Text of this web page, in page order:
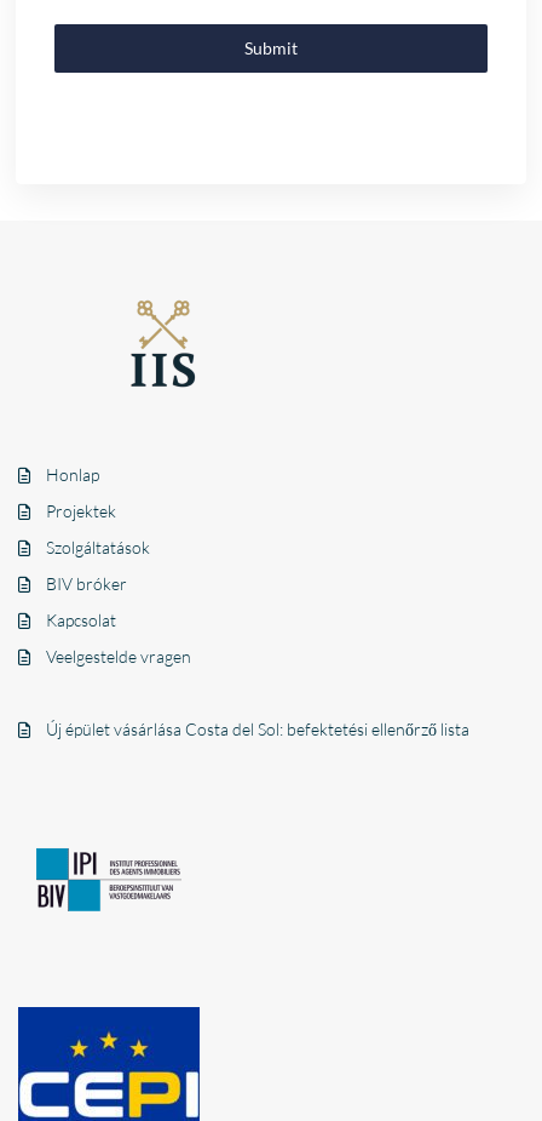
Submit
Honlap
Projektek
Szolgáltatások
BIV bróker
Kapcsolat
Veelgestelde vragen
Új épület vásárlása Costa del Sol: befektetési ellenőrző lista